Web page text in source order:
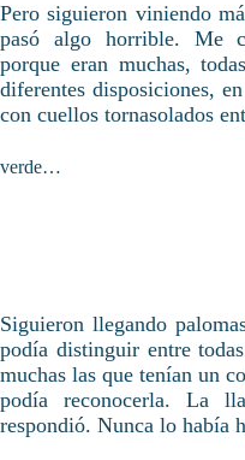
Pero siguieron viniendo
pasó algo horrible. Me
porque eran muchas,
diferentes disposiciones,
con cuellos tornasolados
verde…
Siguieron llegando
podía distinguir entre
muchas las que tenían un
podía reconocerla. La
respondió. Nunca lo había